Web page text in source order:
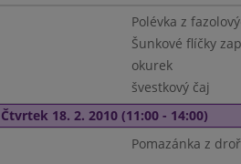
Polévka z
Šunkové flíčky
okurek
švestkový čaj
Čtvrtek 18. 2. 2010 (11:00 - 14:00)
Pomazánka z